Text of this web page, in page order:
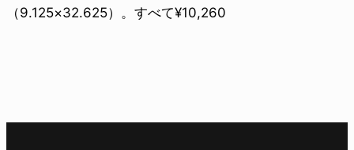
（9.125×32.625）。すべて¥10,260